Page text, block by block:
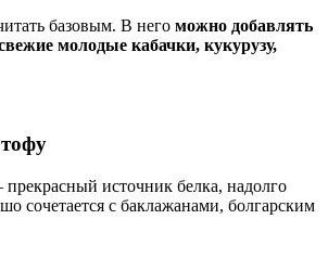
базовым. В него можно добавлять
молодые кабачки, кукурузу,
источник белка, надолго
сочетается с баклажанами, болгарским